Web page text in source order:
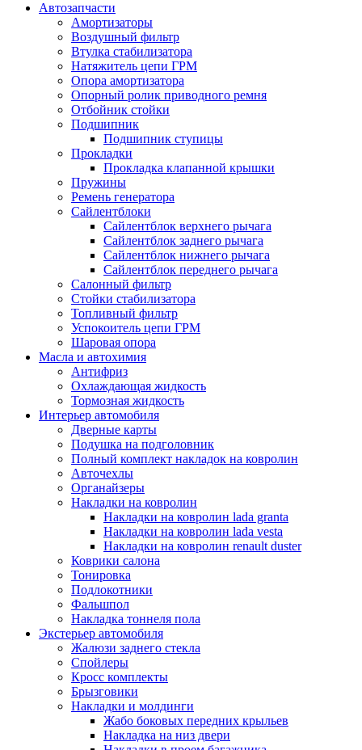
Автозапчасти
Амортизаторы
Воздушный фильтр
Втулка стабилизатора
Натяжитель цепи ГРМ
Опора амортизатора
Опорный ролик приводного ремня
Отбойник стойки
Подшипник
Подшипник ступицы
Прокладки
Прокладка клапанной крышки
Пружины
Ремень генератора
Сайлентблоки
Сайлентблок верхнего рычага
Сайлентблок заднего рычага
Сайлентблок нижнего рычага
Сайлентблок переднего рычага
Салонный фильтр
Стойки стабилизатора
Топливный фильтр
Успокоитель цепи ГРМ
Шаровая опора
Масла и автохимия
Антифриз
Охлаждающая жидкость
Тормозная жидкость
Интерьер автомобиля
Дверные карты
Подушка на подголовник
Полный комплект накладок на ковролин
Авточехлы
Органайзеры
Накладки на ковролин
Накладки на ковролин lada granta
Накладки на ковролин lada vesta
Накладки на ковролин renault duster
Коврики салона
Тонировка
Подлокотники
Фальшпол
Накладка тоннеля пола
Экстерьер автомобиля
Жалюзи заднего стекла
Спойлеры
Кросс комплекты
Брызговики
Накладки и молдинги
Жабо боковых передних крыльев
Накладка на низ двери